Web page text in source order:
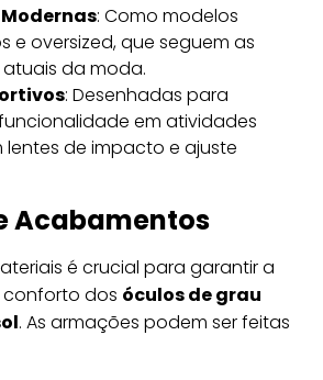
: Como modelos
e oversized, que seguem as
da moda.
: Desenhadas para
em atividades
lentes de impacto e ajuste
Acabamentos
é crucial para garantir a
dos óculos de grau
. As armações podem ser feitas